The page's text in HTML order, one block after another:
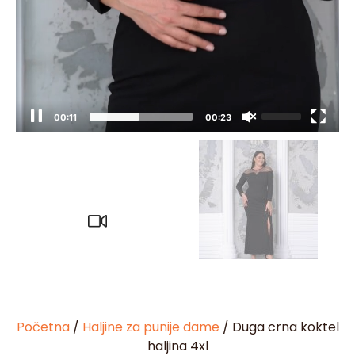
00:12 00:23
Početna/ Haljine za punije dame/ Duga crna koktel
haljina 4xl